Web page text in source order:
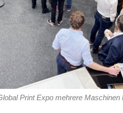
Print Expo mehrere Maschinen